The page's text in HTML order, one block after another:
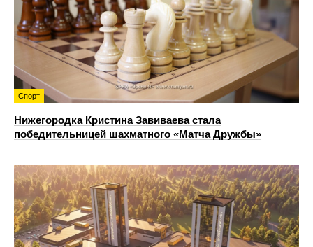
Спорт
Нижегородка Кристина Завиваева стала
победительницей шахматного «Матча Дружбы»